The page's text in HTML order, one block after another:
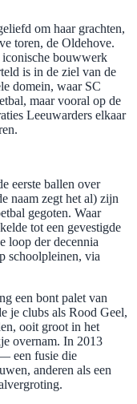
om haar grachten,
toren, de Oldehove.
iconische bouwwerk
is in de ziel van de
domein, waar SC
maar vooral op de
Leeuwarders elkaar
eerste ballen over
naam zegt het al) zijn
gegoten. Waar
tot een gevestigde
loop der decennia
schoolpleinen, via
een bont palet van
je clubs als Rood Geel,
ooit groot in het
overnam. In 2013
een fusie die
anderen als een